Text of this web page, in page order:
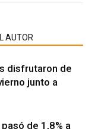
AUTOR
disfrutaron de
junto a
de 1,8% a